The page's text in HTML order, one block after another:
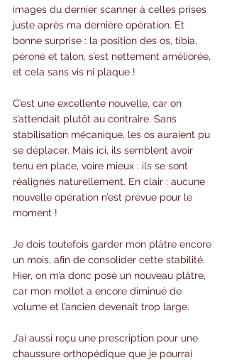
images du dernier scanner à celles prises
juste après ma dernière opération. Et
bonne surprise : la position des os, tibia,
péroné et talon, s’est nettement améliorée,
et cela sans vis ni plaque !
C’est une excellente nouvelle, car on
s’attendait plutôt au contraire. Sans
stabilisation mécanique, les os auraient pu
se déplacer. Mais ici, ils semblent avoir
tenu en place, voire mieux : ils se sont
réalignés naturellement. En clair : aucune
nouvelle opération n’est prévue pour le
moment !
Je dois toutefois garder mon plâtre encore
un mois, afin de consolider cette stabilité.
Hier, on m’a donc posé un nouveau plâtre,
car mon mollet a encore diminué de
volume et l’ancien devenait trop large.
J’ai aussi reçu une prescription pour une
chaussure orthopédique que je pourrai